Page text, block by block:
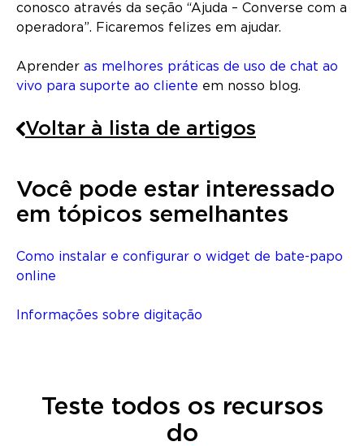
conosco através da seção “Ajuda – Converse com a
operadora”. Ficaremos felizes em ajudar.
Aprender as melhores práticas de uso de chat ao
vivo para suporte ao cliente em nosso blog.
Voltar à lista de artigos
Você pode estar interessado
em tópicos semelhantes
Como instalar e configurar o widget de bate-papo
online
Informações sobre digitação
Teste todos os recursos
do